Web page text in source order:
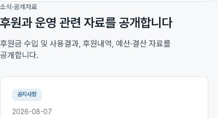
소식·공개자료
후원과 운영 관련 자료를 공개합니다
후원금 수입 및 사용결과, 후원내역, 예산·결산 자료를
공개합니다.
공지사항
2026-08-07